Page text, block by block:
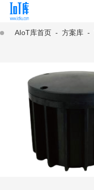
AIoT库首页 - 方案库 -